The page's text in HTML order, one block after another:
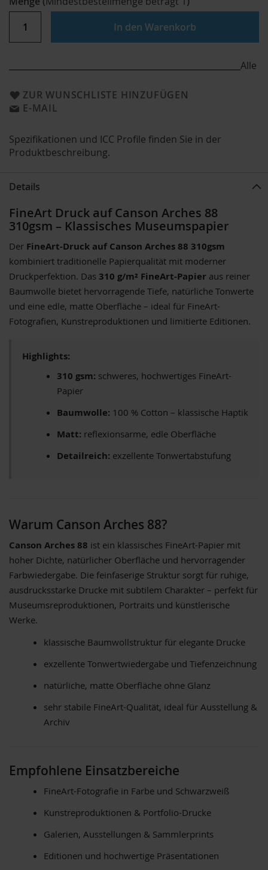
In den Warenkorb
ZUR WUNSCHLISTE HINZUFÜGEN
E-MAIL
Alle
Spezifikationen und ICC Profile finden Sie in der
Produktbeschreibung.
Details
FineArt Druck auf Canson Arches 88
310gsm – Klassisches Museumspapier
Der FineArt-Druck auf Canson Arches 88 310gsm
kombiniert traditionelle Papierqualität mit moderner
Druckperfektion. Das 310 g/m² FineArt-Papier aus reiner
Baumwolle bietet hervorragende Tiefe, natürliche Tonwerte
und eine edle, matte Oberfläche – ideal für FineArt-
Fotografien, Kunstreproduktionen und limitierte Editionen.
Highlights:
310 gsm: schweres, hochwertiges FineArt-
Papier
Baumwolle: 100 % Cotton – klassische Haptik
Matt: reflexionsarme, edle Oberfläche
Detailreich: exzellente Tonwertabstufung
Warum Canson Arches 88?
Canson Arches 88 ist ein klassisches FineArt-Papier mit
hoher Dichte, natürlicher Oberfläche und hervorragender
Farbwiedergabe. Die feinfaserige Struktur sorgt für ruhige,
ausdrucksstarke Drucke mit subtilem Charakter – perfekt für
Museumsreproduktionen, Portraits und künstlerische
Werke.
klassische Baumwollstruktur für elegante Drucke
exzellente Tonwertwiedergabe und Tiefenzeichnung
natürliche, matte Oberfläche ohne Glanz
sehr stabile FineArt-Qualität, ideal für Ausstellung &
Archiv
Empfohlene Einsatzbereiche
FineArt-Fotografie in Farbe und Schwarzweiß
Kunstreproduktionen & Portfolio-Drucke
Galerien, Ausstellungen & Sammlerprints
Editionen und hochwertige Präsentationen